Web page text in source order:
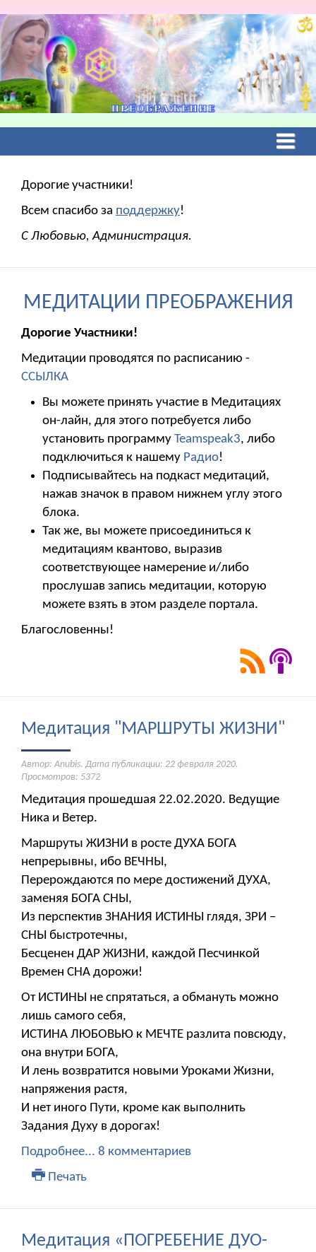
Дорогие участники!
Всем спасибо за поддержку!
С Любовью, Администрация.
МЕДИТАЦИИ ПРЕОБРАЖЕНИЯ
Дорогие Участники!
Медитации проводятся по расписанию -
ССЫЛКА
Вы можете принять участие в Медитациях
он-лайн, для этого потребуется либо
установить программу Teamspeak3, либо
подключиться к нашему Радио!
Подписывайтесь на подкаст медитаций,
нажав значок в правом нижнем углу этого
блока.
Так же, вы можете присоединиться к
медитациям квантово, выразив
соответствующее намерение и/либо
прослушав запись медитации, которую
можете взять в этом разделе портала.
Благословенны!
Медитация "МАРШРУТЫ ЖИЗНИ"
Автор: Anubis. Дата публикации: 22 февраля 2020.
Просмотров: 5372
Медитация прошедшая 22.02.2020. Ведущие
Ника и Ветер.
Маршруты ЖИЗНИ в росте ДУХА БОГА
непрерывны, ибо ВЕЧНЫ,
Перерождаются по мере достижений ДУХА,
заменяя БОГА СНЫ,
Из перспектив ЗНАНИЯ ИСТИНЫ глядя, ЗРИ –
СНЫ быстротечны,
Бесценен ДАР ЖИЗНИ, каждой Песчинкой
Времен СНА дорожи!
От ИСТИНЫ не спрятаться, а обмануть можно
лишь самого себя,
ИСТИНА ЛЮБОВЬЮ к МЕЧТЕ разлита повсюду,
она внутри БОГА,
И лень возвратится новыми Уроками Жизни,
напряжения растя,
И нет иного Пути, кроме как выполнить
Задания Духу в дорогах!
Подробнее... 8 комментариев
Печать
Медитация «ПОГРЕБЕНИЕ ДУО-